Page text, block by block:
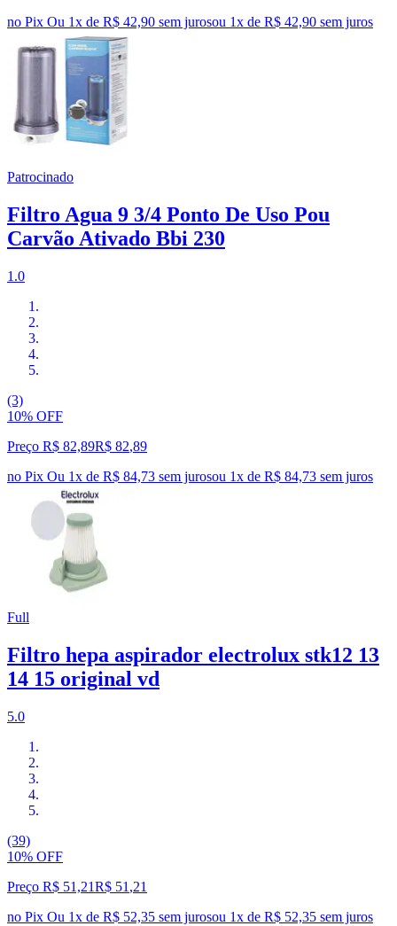
no Pix Ou 1x de R$ 42,90 sem jurosou 1x de R$ 42,90 sem juros
Patrocinado
Filtro Agua 9 3/4 Ponto De Uso Pou
Carvão Ativado Bbi 230
1.0
(3)
10% OFF
Preço R$ 82,89R$ 82,89
no Pix Ou 1x de R$ 84,73 sem jurosou 1x de R$ 84,73 sem juros
Full
Filtro hepa aspirador electrolux stk12 13
14 15 original vd
5.0
(39)
10% OFF
Preço R$ 51,21R$ 51 ,21
no Pix Ou 1x de R$ 52,35 sem jurosou 1x de R$ 52,35 sem juros